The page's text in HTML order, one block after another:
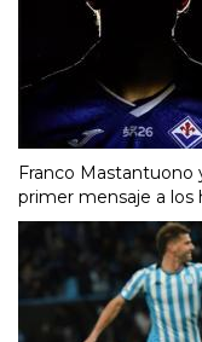
Franco Mastantuono
primer mensaje a los